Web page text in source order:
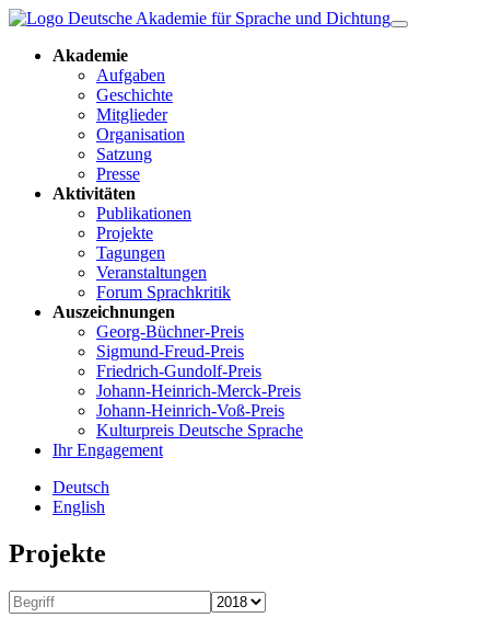
Akademie
Aufgaben
Geschichte
Mitglieder
Organisation
Satzung
Presse
Aktivitäten
Publikationen
Projekte
Tagungen
Veranstaltungen
Forum Sprachkritik
Auszeichnungen
Georg-Büchner-Preis
Sigmund-Freud-Preis
Friedrich-Gundolf-Preis
Johann-Heinrich-Merck-Preis
Johann-Heinrich-Voß-Preis
Kulturpreis Deutsche Sprache
Ihr Engagement
Deutsch
English
Projekte